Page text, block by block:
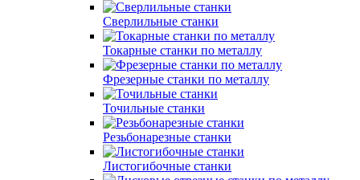
Сверлильные станки
Токарные станки по металлу
Фрезерные станки по металлу
Точильные станки
Резьбонарезные станки
Листогибочные станки